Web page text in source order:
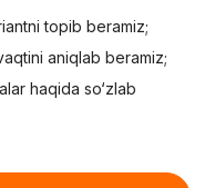
topib beramiz;
aniqlab beramiz;
haqida so‘zlab